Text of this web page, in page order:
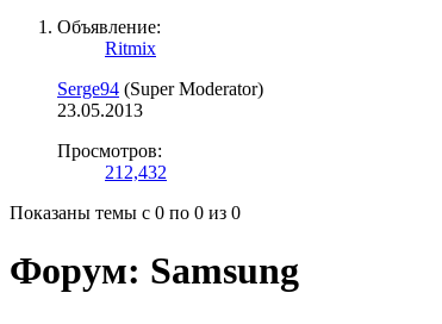
Объявление:
Ritmix
Serge94 (Super Moderator)
23.05.2013
Просмотров:
212,432
Показаны темы с 0 по 0 из 0
Форум: Samsung